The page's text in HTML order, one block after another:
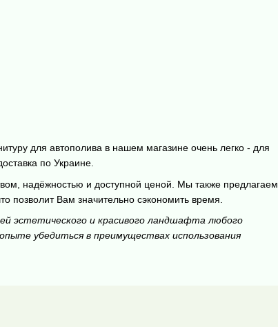
для автополива в нашем магазине очень легко - для
по Украине.
надёжностью и доступной ценой. Мы также предлагаем
позволит Вам значительно сэкономить время.
эстетического и красивого ландшафта любого
убедиться в преимуществах использования